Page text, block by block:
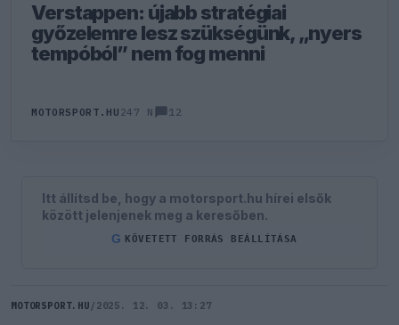
Verstappen: újabb stratégiai
győzelemre lesz szükségünk, „nyers
tempóból” nem fog menni
MOTORSPORT.HU 247 N 12
Itt állítsd be, hogy a motorsport.hu hírei elsők
között jelenjenek meg a keresőben.
G KÖVETETT FORRÁS BEÁLLÍTÁSA
MOTORSPORT.HU / 2025. 12. 03. 13:27